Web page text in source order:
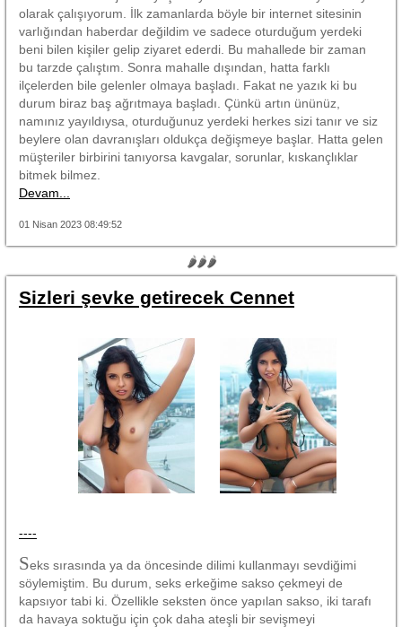
olarak çalışıyorum. İlk zamanlarda böyle bir internet sitesinin
varlığından haberdar değildim ve sadece oturduğum yerdeki
beni bilen kişiler gelip ziyaret ederdi. Bu mahallede bir zaman
bu tarzde çalıştım. Sonra mahalle dışından, hatta farklı
ilçelerden bile gelenler olmaya başladı. Fakat ne yazık ki bu
durum biraz baş ağrıtmaya başladı. Çünkü artın ününüz,
namınız yayıldıysa, oturduğunuz yerdeki herkes sizi tanır ve siz
beylere olan davranışları oldukça değişmeye başlar. Hatta gelen
müşteriler birbirini tanıyorsa kavgalar, sorunlar, kıskançlıklar
bitmek bilmez.
Devam...
01 Nisan 2023 08:49:52
🌶🌶🌶
Sizleri şevke getirecek Cennet
----
Seks sırasında ya da öncesinde dilimi kullanmayı sevdiğimi
söylemiştim. Bu durum, seks erkeğime sakso çekmeyi de
kapsıyor tabi ki. Özellikle seksten önce yapılan sakso, iki tarafı
da havaya soktuğu için çok daha ateşli bir sevişmeyi